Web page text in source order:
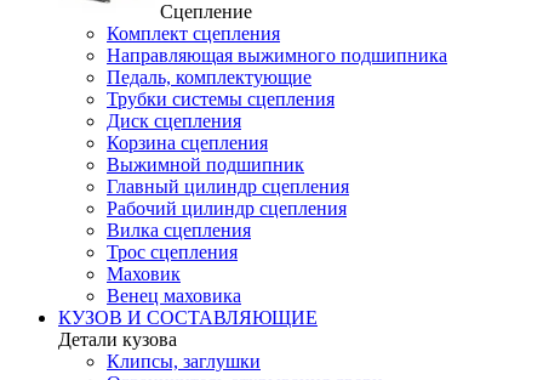
Сцепление
Комплект сцепления
Направляющая выжимного подшипника
Педаль, комплектующие
Трубки системы сцепления
Диск сцепления
Корзина сцепления
Выжимной подшипник
Главный цилиндр сцепления
Рабочий цилиндр сцепления
Вилка сцепления
Трос сцепления
Маховик
Венец маховика
КУЗОВ И СОСТАВЛЯЮЩИЕ
Детали кузова
Клипсы, заглушки